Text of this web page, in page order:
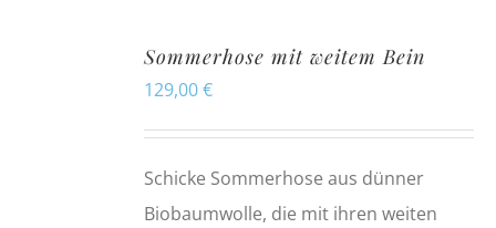
Sommerhose mit weitem Bein
129,00€
Schicke Sommerhose aus dünner
Biobaumwolle, die mit ihren weiten